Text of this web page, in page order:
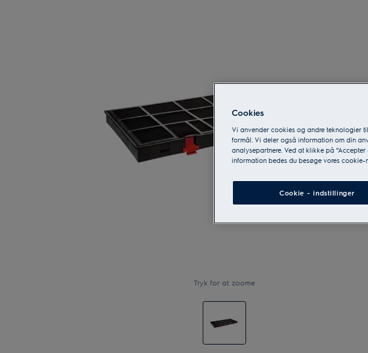
Tryk for at zoome
Cookies
Vi anvender cookies og andre teknologier
formål. Vi deler også information om din
analysepartnere. Ved at klikke på
information bedes du besøge vores cookie-
Cookie - indstillinger